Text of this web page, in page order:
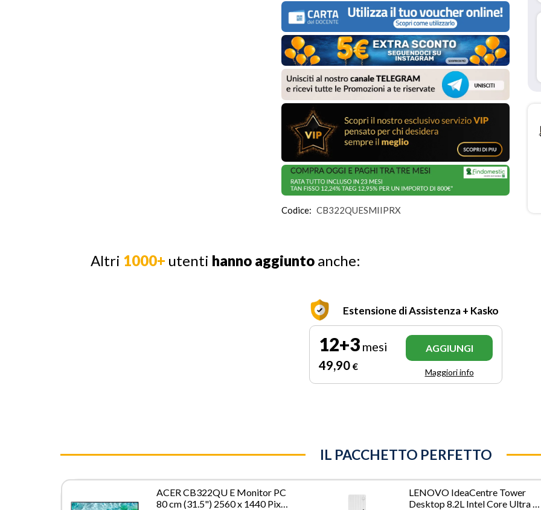
Codice: CB322QUESMIIPRX
Altri 1000+ utenti hanno aggiunto anche:
Estensione di Assistenza + Kasko
12+3 mesi
49,90 €
AGGIUNGI
Maggiori info
IL PACCHETTO PERFETTO
ACER CB322QU E Monitor PC
80 cm (31.5") 2560 x 1440 Pixel
LENOVO IdeaCentre Tower
Desktop 8.2L Intel Core Ultra 5